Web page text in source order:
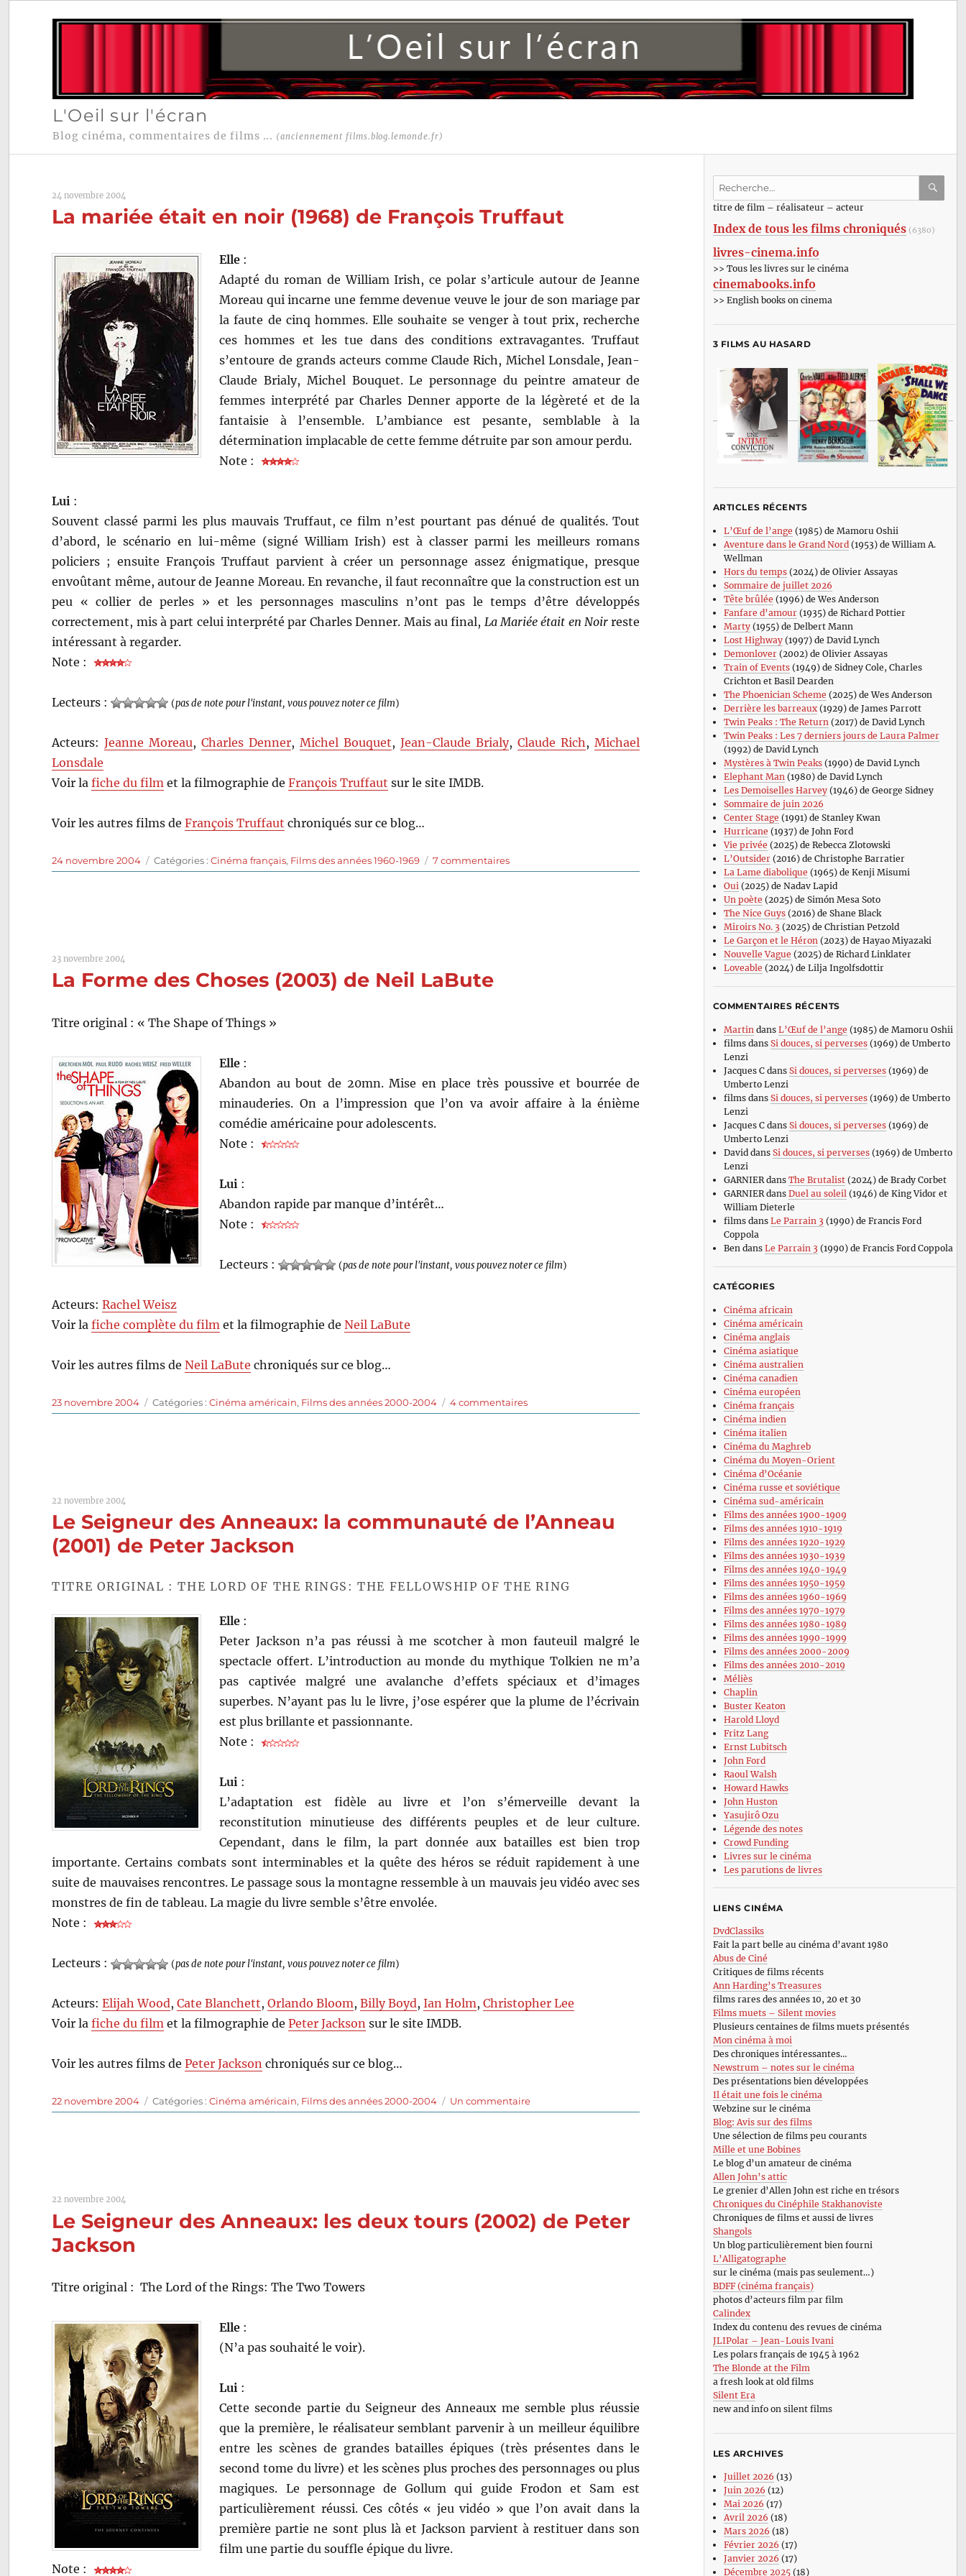
L'Oeil sur l'écran
Blog cinéma, commentaires de films ... (anciennement films.blog.lemonde.fr)
24 novembre 2004
La mariée était en noir (1968) de François Truffaut
Elle :
Adapté du roman de William Irish, ce polar s’articule autour de Jeanne
Moreau qui incarne une femme devenue veuve le jour de son mariage par
la faute de cinq hommes. Elle souhaite se venger à tout prix, recherche
ces hommes et les tue dans des conditions extravagantes. Truffaut
s’entoure de grands acteurs comme Claude Rich, Michel Lonsdale, Jean-
Claude Brialy, Michel Bouquet. Le personnage du peintre amateur de
femmes interprété par Charles Denner apporte de la légèreté et de la
fantaisie à l’ensemble. L’ambiance est pesante, semblable à la
détermination implacable de cette femme détruite par son amour perdu.
Note :
Lui :
Souvent classé parmi les plus mauvais Truffaut, ce film n’est pourtant pas dénué de qualités. Tout
d’abord, le scénario en lui-même (signé William Irish) est à classer parmi les meilleurs romans
policiers ; ensuite François Truffaut parvient à créer un personnage assez énigmatique, presque
envoûtant même, autour de Jeanne Moreau. En revanche, il faut reconnaître que la construction est un
peu « collier de perles » et les personnages masculins n’ont pas le temps d’être développés
correctement, mis à part celui interprété par Charles Denner. Mais au final, La Mariée était en Noir reste
intéressant à regarder.
Note :
Lecteurs : (pas de note pour l'instant, vous pouvez noter ce film)
Acteurs:Jeanne Moreau,Charles Denner,Michel Bouquet,Jean-Claude Brialy,Claude Rich ,Michael
Lonsdale
Voir lafiche du film et la filmographie deFrançois Truffaut sur le site IMDB.
Voir les autres films deFrançois Truffaut chroniqués sur ce blog…
Publié
le
24 novembre 2004 Catégories
Catégories :Cinéma français, Films des années 1960-1969 7 commentairessur
La
23 novembre 2004
La Forme des Choses (2003) de Neil LaBute
Titre original : « The Shape of Things »
Elle :
Abandon au bout de 20mn. Mise en place très poussive et bourrée de
minauderies. On a l’impression que l’on va avoir affaire à la énième
comédie américaine pour adolescents.
Note :
Lui :
Abandon rapide par manque d’intérêt…
Note :
Lecteurs : (pas de note pour l'instant, vous pouvez noter ce film)
Acteurs:Rachel Weisz
Voir lafiche complète du film et la filmographie deNeil LaBute
Voir les autres films deNeil LaBute chroniqués sur ce blog…
Publié
le
23 novembre 2004 Catégories
Catégories :Cinéma américain, Films des années 2000-2004 4 commentairessur
La
LaBute
22 novembre 2004
Le Seigneur des Anneaux: la communauté de l’Anneau
(2001) de Peter Jackson
TITRE ORIGINAL : THE LORD OF THE RINGS: THE FELLOWSHIP OF THE RING
Elle :
Peter Jackson n’a pas réussi à me scotcher à mon fauteuil malgré le
spectacle offert. L’introduction au monde du mythique Tolkien ne m’a
pas captivée malgré une avalanche d’effets spéciaux et d’images
superbes. N’ayant pas lu le livre, j’ose espérer que la plume de l’écrivain
est plus brillante et passionnante.
Note :
Lui :
L’adaptation est fidèle au livre et l’on s’émerveille devant la
reconstitution minutieuse des différents peuples et de leur culture.
Cependant, dans le film, la part donnée aux batailles est bien trop
importante. Certains combats sont interminables et la quête des héros se réduit rapidement à une
suite de mauvaises rencontres. Le passage sous la montagne ressemble à un mauvais jeu vidéo avec ses
monstres de fin de tableau. La magie du livre semble s’être envolée.
Note :
Lecteurs : (pas de note pour l'instant, vous pouvez noter ce film)
Acteurs:Elijah Wood,Cate Blanchett,Orlando Bloom,Billy Boyd,Ian Holm,Christopher Lee
Voir lafiche du film et la filmographie dePeter Jackson sur le site IMDB.
Voir les autres films dePeter Jackson chroniqués sur ce blog…
Publié
le
22 novembre 2004 Catégories
Catégories :Cinéma américain, Films des années 2000-2004 Un commentairesur
Le
l’Anneau
(2001)
22 novembre 2004
Le Seigneur des Anneaux: les deux tours (2002) de Peter
Jackson
Titre original : The Lord of the Rings: The Two Towers
Elle :
(N’a pas souhaité le voir).
Lui :
Cette seconde partie du Seigneur des Anneaux me semble plus réussie
que la première, le réalisateur semblant parvenir à un meilleur équilibre
entre les scènes de grandes batailles épiques (très présentes dans le
second tome du livre) et les scènes plus proches des personnages ou plus
magiques. Le personnage de Gollum qui guide Frodon et Sam est
particulièrement réussi. Ces côtés « jeu vidéo » que l’on avait dans la
première partie ne sont plus là et Jackson parvient à restituer dans son
film une partie du souffle épique du livre.
Note :
Recherche
:titre de film – réalisateur – acteur
Index de tous les films chroniqués (6380)
livres-cinema.info
>> Tous les livres sur le cinéma
cinemabooks.info
>> English books on cinema
3 FILMS AU HASARD
ARTICLES RÉCENTS
L’Œuf de l’ange (1985) de Mamoru Oshii
Aventure dans le Grand Nord(1953) de William A.
Wellman
Hors du temps(2024) de Olivier Assayas
Sommaire de juillet 2026
Tête brûlée (1996) de Wes Anderson
Fanfare d’amour(1935) de Richard Pottier
Marty(1955) de Delbert Mann
Lost Highway(1997) de David Lynch
Demonlover(2002) de Olivier Assayas
Train of Events(1949) de Sidney Cole, Charles
Crichton et Basil Dearden
The Phoenician Scheme (2025) de Wes Anderson
Derrière les barreaux(1929) de James Parrott
Twin Peaks : The Return(2017) de David Lynch
Twin Peaks : Les 7 derniers jours de Laura Palmer
(1992) de David Lynch
Mystères à Twin Peaks(1990) de David Lynch
Elephant Man(1980) de David Lynch
Les Demoiselles Harvey(1946) de George Sidney
Sommaire de juin 2026
Center Stage (1991) de Stanley Kwan
Hurricane (1937) de John Ford
Vie privée (2025) de Rebecca Zlotowski
L’Outsider(2016) de Christophe Barratier
La Lame diabolique (1965) de Kenji Misumi
Oui(2025) de Nadav Lapid
Un poète (2025) de Simón Mesa Soto
The Nice Guys(2016) de Shane Black
Miroirs No. 3 (2025) de Christian Petzold
Le Garçon et le Héron(2023) de Hayao Miyazaki
Nouvelle Vague (2025) de Richard Linklater
Loveable (2024) de Lilja Ingolfsdottir
COMMENTAIRES RÉCENTS
Martin dans L’Œuf de l’ange (1985) de Mamoru Oshii
filmsdans Si douces, si perverses(1969) de Umberto
Lenzi
Jacques Cdans Si douces, si perverses(1969) de
Umberto Lenzi
filmsdans Si douces, si perverses(1969) de Umberto
Lenzi
Jacques Cdans Si douces, si perverses(1969) de
Umberto Lenzi
David dans Si douces, si perverses(1969) de Umberto
Lenzi
GARNIERdans The Brutalist(2024) de Brady Corbet
GARNIERdans Duel au soleil (1946) de King Vidor et
William Dieterle
filmsdans Le Parrain 3 (1990) de Francis Ford
Coppola
Ben dans Le Parrain 3 (1990) de Francis Ford Coppola
CATÉGORIES
Cinéma africain
Cinéma américain
Cinéma anglais
Cinéma asiatique
Cinéma australien
Cinéma canadien
Cinéma européen
Cinéma français
Cinéma indien
Cinéma italien
Cinéma du Maghreb
Cinéma du Moyen-Orient
Cinéma d’Océanie
Cinéma russe et soviétique
Cinéma sud-américain
Films des années 1900-1909
Films des années 1910-1919
Films des années 1920-1929
Films des années 1930-1939
Films des années 1940-1949
Films des années 1950-1959
Films des années 1960-1969
Films des années 1970-1979
Films des années 1980-1989
Films des années 1990-1999
Films des années 2000-2009
Films des années 2010-2019
Méliès
Chaplin
Buster Keaton
Harold Lloyd
Fritz Lang
Ernst Lubitsch
John Ford
Raoul Walsh
Howard Hawks
John Huston
Yasujirô Ozu
Légende des notes
Crowd Funding
Livres sur le cinéma
Les parutions de livres
LIENS CINÉMA
DvdClassiks
Fait la part belle au cinéma d’avant 1980
Abus de Ciné
Critiques de films récents
Ann Harding’s Treasures
films rares des années 10, 20 et 30
Films muets – Silent movies
Plusieurs centaines de films muets présentés
Mon cinéma à moi
Des chroniques intéressantes…
Newstrum – notes sur le cinéma
Des présentations bien développées
Il était une fois le cinéma
Webzine sur le cinéma
Blog: Avis sur des films
Une sélection de films peu courants
Mille et une Bobines
Le blog d’un amateur de cinéma
Allen John’s attic
Le grenier d’Allen John est riche en trésors
Chroniques du Cinéphile Stakhanoviste
Chroniques de films et aussi de livres
Shangols
Un blog particulièrement bien fourni
L’Alligatographe
sur le cinéma (mais pas seulement…)
BDFF (cinéma français)
photos d’acteurs film par film
Calindex
Index du contenu des revues de cinéma
JLIPolar – Jean-Louis Ivani
Les polars français de 1945 à 1962
The Blonde at the Film
a fresh look at old films
Silent Era
new and info on silent films
LES ARCHIVES
Juillet 2026 (13)
Juin 2026 (12)
Mai 2026 (17)
Avril 2026 (18)
Mars 2026 (18)
Février 2026 (17)
Janvier 2026 (17)
Décembre 2025(18)